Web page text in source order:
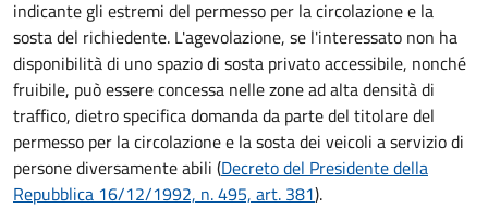
indicante gli estremi del permesso per la circolazione e la
sosta del richiedente. L'agevolazione, se l'interessato non ha
disponibilità di uno spazio di sosta privato accessibile, nonché
fruibile, può essere concessa nelle zone ad alta densità di
traffico, dietro specifica domanda da parte del titolare del
permesso per la circolazione e la sosta dei veicoli a servizio di
persone diversamente abili (Decreto del Presidente della
Repubblica 16/12/1992, n. 495, art. 381).